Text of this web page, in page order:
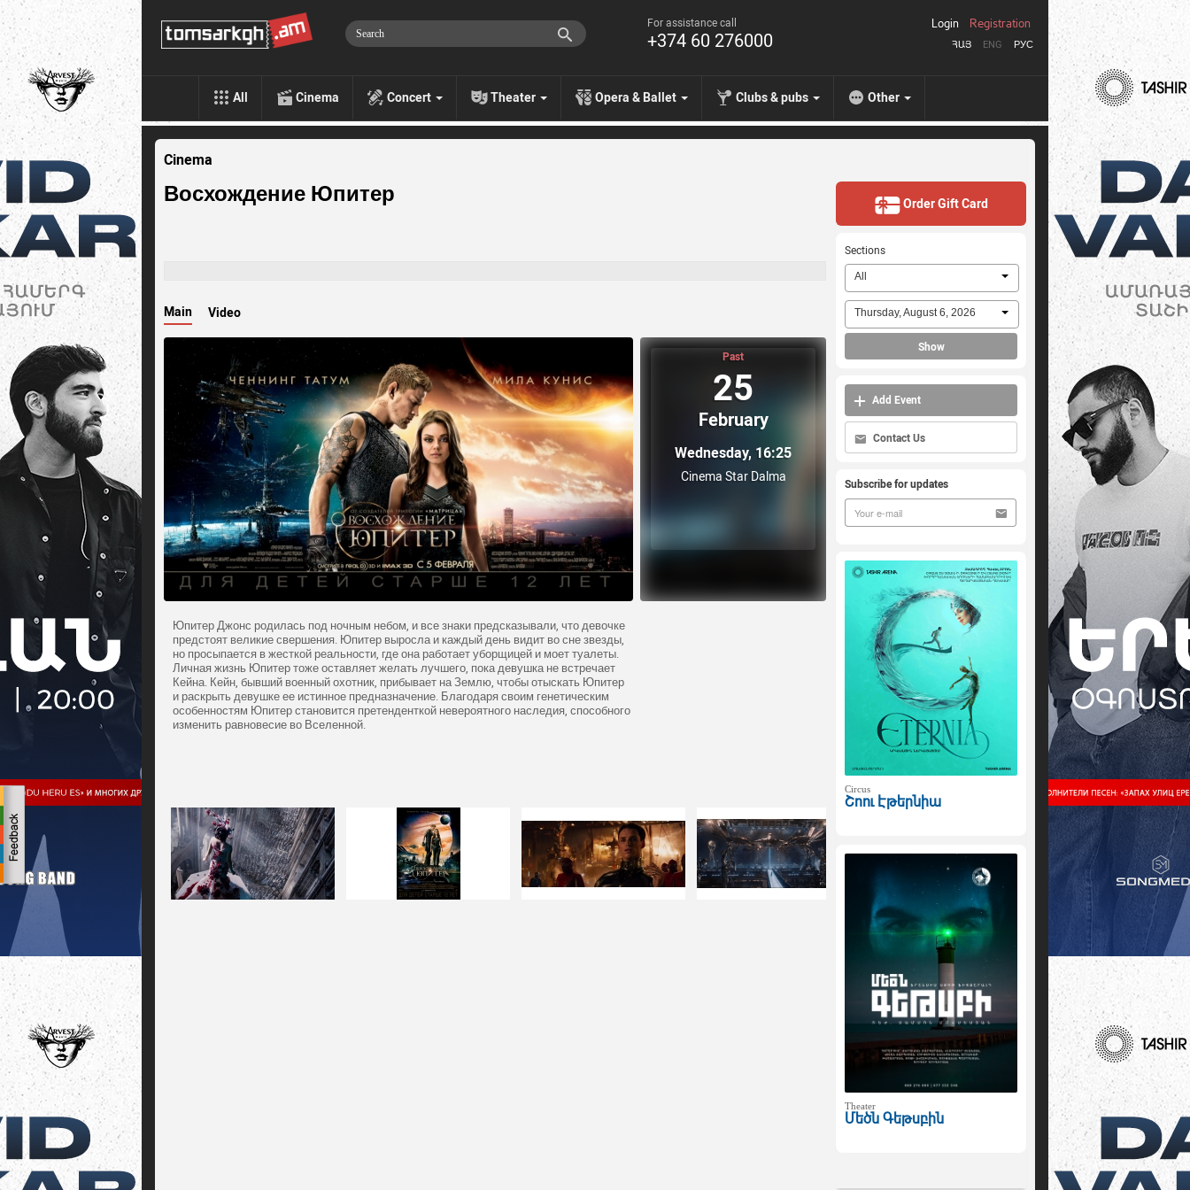
For assistance call
+374 60 276000 ՀԱՅ ENG РУС
Login Registration
All Cinema Concert Theater Opera & Ballet Clubs & pubs Other
Cinema
Восхождение Юпитер
Main Video
Past
25
February
Wednesday, 16:25
Cinema Star Dalma
Юпитер Джонс родилась под ночным небом, и все знаки предсказывали, что девочке
предстоят великие свершения. Юпитер выросла и каждый день видит во сне звезды,
но просыпается в жесткой реальности, где она работает уборщицей и моет туалеты.
Личная жизнь Юпитер тоже оставляет желать лучшего, пока девушка не встречает
Кейна. Кейн, бывший военный охотник, прибывает на Землю, чтобы отыскать Юпитер
и раскрыть девушке ее истинное предназначение. Благодаря своим генетическим
особенностям Юпитер становится претенденткой невероятного наследия, способного
изменить равновесие во Вселенной.
Order Gift Card
Sections
All
Thursday, August 6, 2026
Show
Add Event
Contact Us
Subscribe for updates
Circus
Շոու Էթերնիա
Theater
Մեծն Գեթսբին